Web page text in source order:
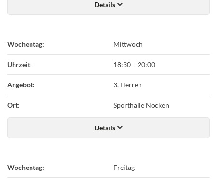
Details
Wochentag: Mittwoch
Uhrzeit: 18:30 – 20:00
Angebot: 3. Herren
Ort: Sporthalle Nocken
Details
Wochentag: Freitag